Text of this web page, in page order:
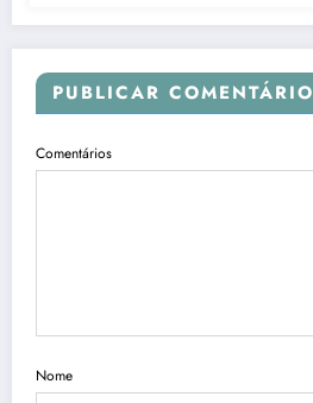
PUBLICAR COMENTÁRIO
Comentários
Nome